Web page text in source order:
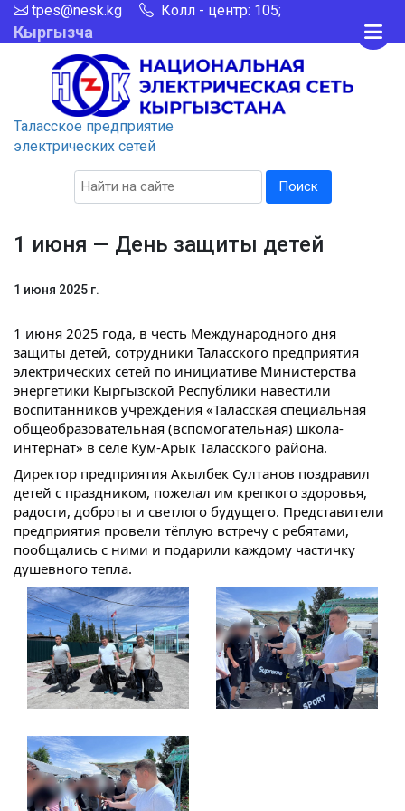
tpes@nesk.kg Колл - центр: 105;
Кыргызча
Таласское предприятие
электрических сетей
Поиск
1 июня — День защиты детей
1 июня 2025 г.
1 июня 2025 года, в честь Международного дня
защиты детей, сотрудники Таласского предприятия
электрических сетей по инициативе Министерства
энергетики Кыргызской Республики навестили
воспитанников учреждения «Таласская специальная
общеобразовательная (вспомогательная) школа-
интернат» в селе Кум-Арык Таласского района.
Директор предприятия Акылбек Султанов поздравил
детей с праздником, пожелал им крепкого здоровья,
радости, доброты и светлого будущего. Представители
предприятия провели тёплую встречу с ребятами,
пообщались с ними и подарили каждому частичку
душевного тепла.